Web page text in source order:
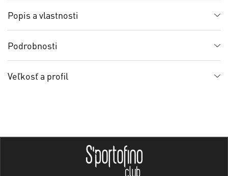
Popis a vlastnosti
Podrobnosti
Veľkosť a profil